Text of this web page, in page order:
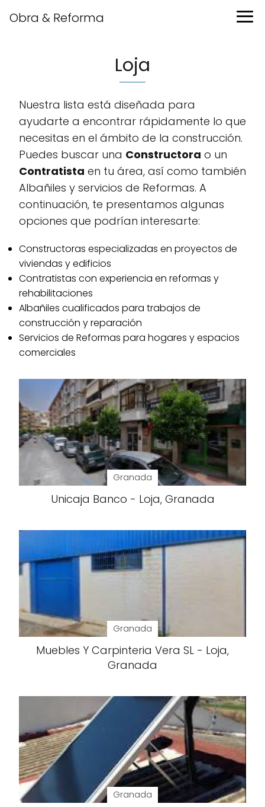
Obra & Reforma
Loja
Nuestra lista está diseñada para
ayudarte a encontrar rápidamente lo que
necesitas en el ámbito de la construcción.
Puedes buscar una Constructora o un
Contratista en tu área, así como también
Albañiles y servicios de Reformas. A
continuación, te presentamos algunas
opciones que podrían interesarte:
Constructoras especializadas en proyectos de
viviendas y edificios
Contratistas con experiencia en reformas y
rehabilitaciones
Albañiles cualificados para trabajos de
construcción y reparación
Servicios de Reformas para hogares y espacios
comerciales
Granada
Unicaja Banco - Loja, Granada
Granada
Muebles Y Carpinteria Vera SL - Loja,
Granada
Granada